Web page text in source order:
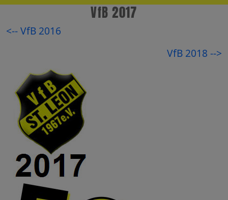
VfB 2017
<-- VfB 2016
VfB 2018 -->